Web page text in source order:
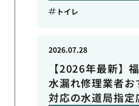
トイレ
【2026年最新】
水漏れ修理業者お
対応の水道局指定
2026.07.28